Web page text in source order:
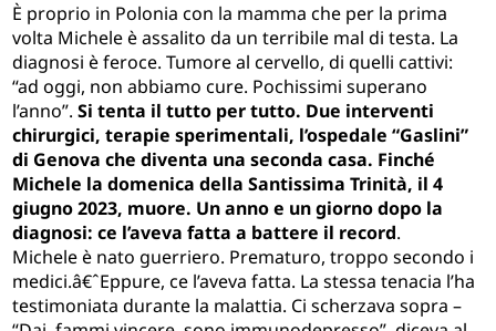
È proprio in Polonia con la mamma che per la prima
volta Michele è assalito da un terribile mal di testa. La
diagnosi è feroce. Tumore al cervello, di quelli cattivi:
“ad oggi, non abbiamo cure. Pochissimi superano
l’anno”.Si tenta il tutto per tutto. Due interventi
chirurgici, terapie sperimentali, l’ospedale “Gaslini”
di Genova che diventa una seconda casa. Finché
Michele la domenica della Santissima Trinità, il 4
giugno 2023, muore. Un anno e un giorno dopo la
diagnosi: ce l’aveva fatta a battere il record.
Michele è nato guerriero. Prematuro, troppo secondo i
medici.â€ˆEppure, ce l’aveva fatta. La stessa tenacia l’ha
testimoniata durante la malattia. Ci scherzava sopra –